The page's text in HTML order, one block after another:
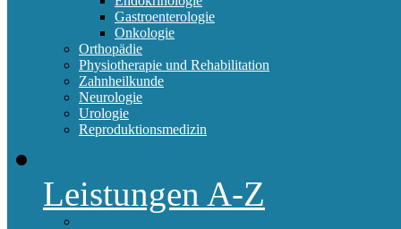
Gastroenterologie
Onkologie
Orthopädie
Physiotherapie und Rehabilitation
Zahnheilkunde
Neurologie
Urologie
Reproduktionsmedizin
Leistungen A-Z